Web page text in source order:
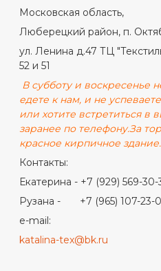
Московская область,
Люберецкий район, п.
ул. Ленина д.47 ТЦ
52 и 51
В субботу и воскресенье
едете к нам, и не
или хотите встретиться в
заранее по телефону.За
красное кирпичное здание.
Контакты:
Екатерина - +7 (929) 569-30-
Рузана - +7 (965) 107-23-
e-mail:
katalina-tex@bk.ru